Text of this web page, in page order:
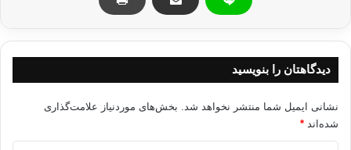
دیدگاهتان را بنویسید
نشانی ایمیل شما منتشر نخواهد شد. بخش‌های موردنیاز علامت‌گذاری
شده‌اند *